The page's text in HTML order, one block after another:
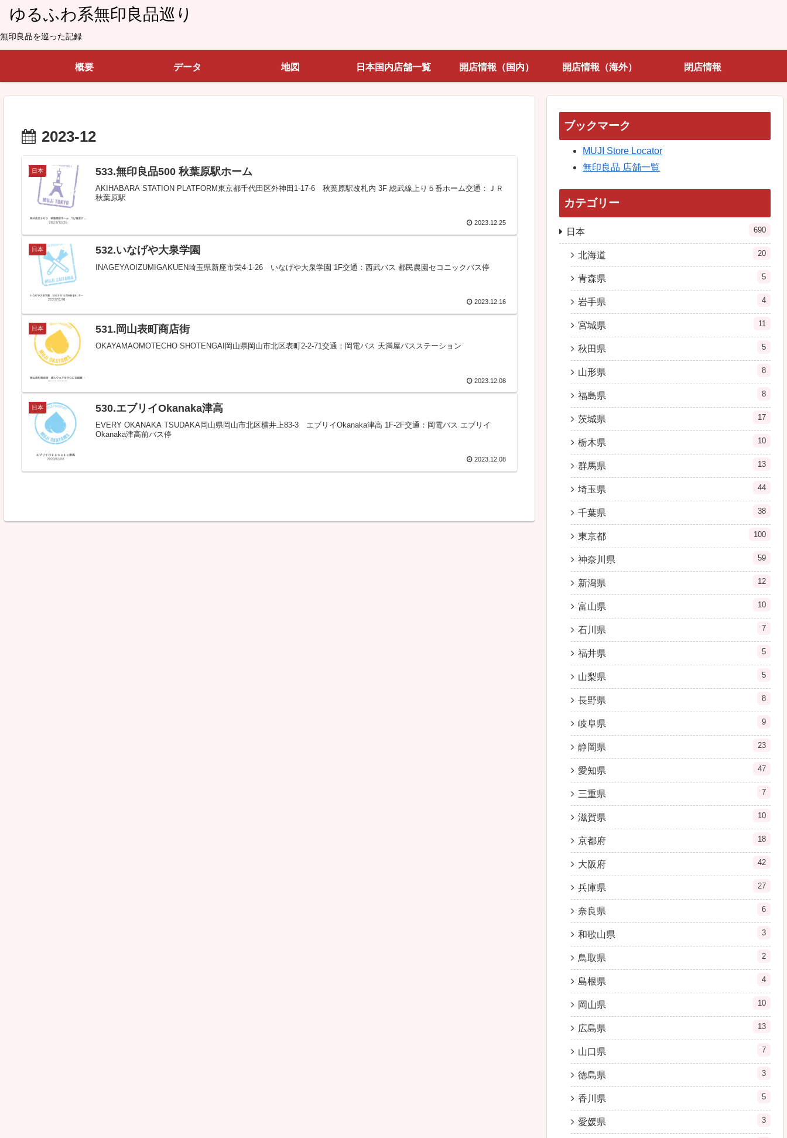
ゆるふわ系無印良品巡り
無印良品を巡った記録
概要 データ 地図 日本国内店舗一覧 開店情報（国内） 開店情報（海外） 閉店情報
2023-12
日本 533.無印良品500 秋葉原駅ホーム
AKIHABARA STATION PLATFORM東京都千代田区外神田1-17-6 秋葉原駅改札内 3F 総武線上り５番ホーム交通：ＪＲ
秋葉原駅
2023.12.25
日本 532.いなげや大泉学園
INAGEYAOIZUMIGAKUEN埼玉県新座市栄4-1-26 いなげや大泉学園 1F交通：西武バス 都民農園セコニックバス停
2023.12.16
日本 531.岡山表町商店街
OKAYAMAOMOTECHO SHOTENGAI岡山県岡山市北区表町2-2-71交通：岡電バス 天満屋バスステーション
2023.12.08
日本 530.エブリイOkanaka津高
EVERY OKANAKA TSUDAKA岡山県岡山市北区横井上83-3 エブリイOkanaka津高 1F-2F交通：岡電バス エブリイ
Okanaka津高前バス停
2023.12.08
ブックマーク
MUJI Store Locator
無印良品 店舗一覧
カテゴリー
日本 690
北海道 20
青森県 5
岩手県 4
宮城県 11
秋田県 5
山形県 8
福島県 8
茨城県 17
栃木県 10
群馬県 13
埼玉県 44
千葉県 38
東京都 100
神奈川県 59
新潟県 12
富山県 10
石川県 7
福井県 5
山梨県 5
長野県 8
岐阜県 9
静岡県 23
愛知県 47
三重県 7
滋賀県 10
京都府 18
大阪府 42
兵庫県 27
奈良県 6
和歌山県 3
鳥取県 2
島根県 4
岡山県 10
広島県 13
山口県 7
徳島県 3
香川県 5
愛媛県 3